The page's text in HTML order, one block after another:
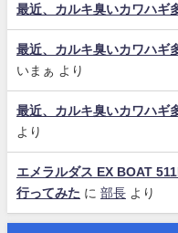
最近、カルキ臭いカワハギ
最近、カルキ臭いカワハギ
いまぁ より
最近、カルキ臭いカワハギ
より
エメラルダス EX BOAT
行ってみた に 部長 より